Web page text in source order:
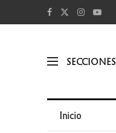
SECCIONES
Inicio